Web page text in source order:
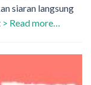
siaran langsung
> Read more…